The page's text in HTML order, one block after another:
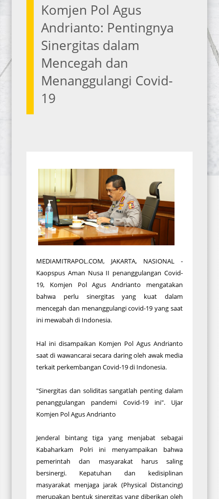
Komjen Pol Agus
Andrianto: Pentingnya
Sinergitas dalam
Mencegah dan
Menanggulangi Covid-
19
MEDIAMITRAPOL.COM, JAKARTA, NASIONAL -
Kaopspus Aman Nusa II penanggulangan Covid-
19, Komjen Pol Agus Andrianto mengatakan
bahwa perlu sinergitas yang kuat dalam
mencegah dan menanggulangi covid-19 yang saat
ini mewabah di Indonesia.
Hal ini disampaikan Komjen Pol Agus Andrianto
saat di wawancarai secara daring oleh awak media
terkait perkembangan Covid-19 di Indonesia.
"Sinergitas dan soliditas sangatlah penting dalam
penanggulangan pandemi Covid-19 ini". Ujar
Komjen Pol Agus Andrianto
Jenderal bintang tiga yang menjabat sebagai
Kabaharkam Polri ini menyampaikan bahwa
pemerintah dan masyarakat harus saling
bersinergi. Kepatuhan dan kedisiplinan
masyarakat menjaga jarak (Physical Distancing)
merupakan bentuk sinergitas yang diberikan oleh